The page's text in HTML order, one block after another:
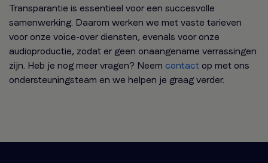
Transparantie is essentieel voor een succesvolle
samenwerking. Daarom werken we met vaste tarieven
voor onze voice-over diensten, evenals voor onze
audioproductie, zodat er geen onaangename verrassingen
zijn. Heb je nog meer vragen? Neem contact op met ons
ondersteuningsteam en we helpen je graag verder.